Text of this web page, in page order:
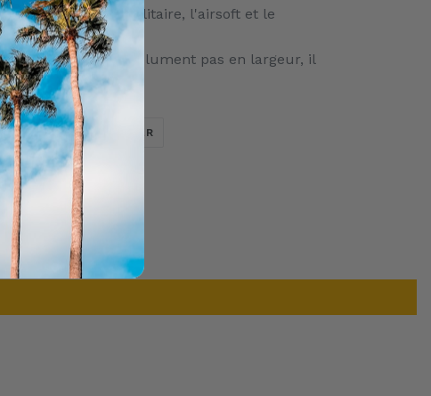
survie, utilisation militaire, l'airsoft et le
sac ne dépasse absolument pas en largeur, il
pour la moto !
TWEETER
SUR
TWITTER
ÉPINGLER